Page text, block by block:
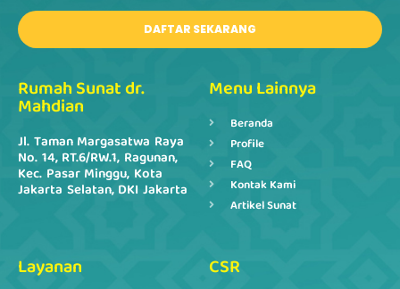
DAFTAR SEKARANG
Rumah Sunat dr.
Mahdian
Jl. Taman Margasatwa Raya
No. 14, RT.6/RW.1, Ragunan,
Kec. Pasar Minggu, Kota
Jakarta Selatan, DKI Jakarta
Menu Lainnya
Beranda
Profile
FAQ
Kontak Kami
Artikel Sunat
Layanan CSR